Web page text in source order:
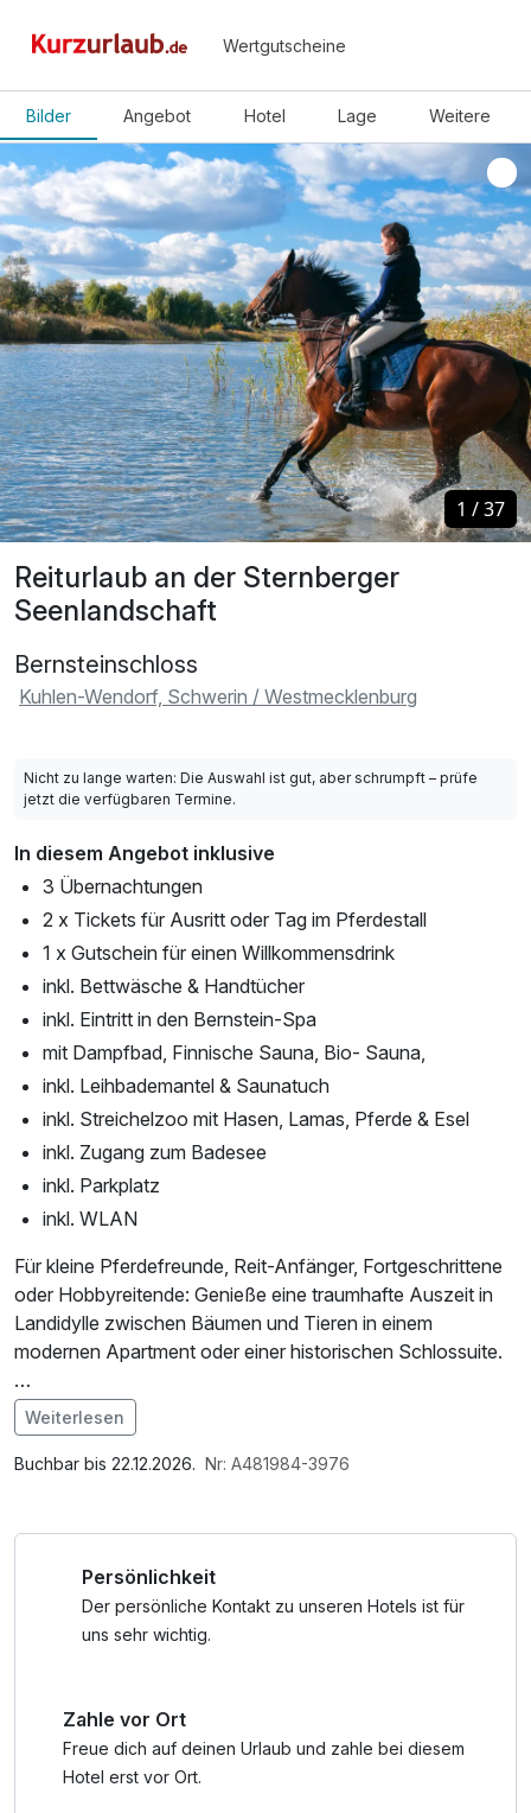
Wertgutscheine
Bilder Angebot Hotel Lage Weitere
Reiturlaub an der Sternberger
Seenlandschaft
Bernsteinschloss
Kuhlen-Wendorf, Schwerin / Westmecklenburg
1 /37
1 /37
Nicht zu lange warten: Die Auswahl ist gut, aber schrumpft – prüfe
jetzt die verfügbaren Termine.
In diesem Angebot inklusive
3 Übernachtungen
2 x Tickets für Ausritt oder Tag im Pferdestall
1 x Gutschein für einen Willkommensdrink
inkl. Bettwäsche & Handtücher
inkl. Eintritt in den Bernstein-Spa
mit Dampfbad, Finnische Sauna, Bio- Sauna,
inkl. Leihbademantel & Saunatuch
inkl. Streichelzoo mit Hasen, Lamas, Pferde & Esel
inkl. Zugang zum Badesee
inkl. Parkplatz
inkl. WLAN
Für kleine Pferdefreunde, Reit-Anfänger, Fortgeschrittene
oder Hobbyreitende: Genieße eine traumhafte Auszeit in
Landidylle zwischen Bäumen und Tieren in einem
modernen Apartment oder einer historischen Schlossuite.
Unser Erlebnisreiterhof in Wendorf ist mehr als nur ein
grüner Ort für Pferde. Dich erwartet eine einzigartige
Anlage mit verschiedenen Urlaubserlebnissen.
Im Schlosscafé verführen hausgemachte Kuchen, Barista-
Kaffee und ein traumhafter Blick auf die Pferdekoppeln –
Und wenn der Tag in den Abend gleitet, erwartet dich
unser Restaurant, das mit regionalen Zutaten, liebevoll
zubereiteten Gerichten und einem Hauch Landadel zum
Im Angebot enthalten
Saunabenutzung, Leihbademantel, Parkplatz, Nutzung des
Weiterlesen
Buchbar bis 22.12.2026. Nr: A481984-3976
Persönlichkeit
Der persönliche Kontakt zu unseren Hotels ist für
uns sehr wichtig.
Zahle vor Ort
Freue dich auf deinen Urlaub und zahle bei diesem
Hotel erst vor Ort.